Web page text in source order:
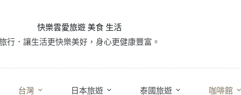
快樂雲愛旅遊 美食 生活
行．讓生活更快樂美好，身心更健康豐富。
台灣 日本旅遊 泰國旅遊 咖啡館